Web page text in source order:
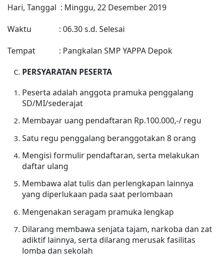
Hari, Tanggal : Minggu, 22 Desember 2019
Waktu : 06.30 s.d. Selesai
Tempat : Pangkalan SMP YAPPA Depok
PERSYARATAN PESERTA
Peserta adalah anggota pramuka penggalang
SD/MI/sederajat
Membayar uang pendaftaran Rp.100.000,-/ regu
Satu regu penggalang beranggotakan 8 orang
Mengisi formulir pendaftaran, serta melakukan
daftar ulang
Membawa alat tulis dan perlengkapan lainnya
yang diperlukaan pada saat perlombaan
Mengenakan seragam pramuka lengkap
Dilarang membawa senjata tajam, narkoba dan zat
adiktif lainnya, serta dilarang merusak fasilitas
lomba dan sekolah